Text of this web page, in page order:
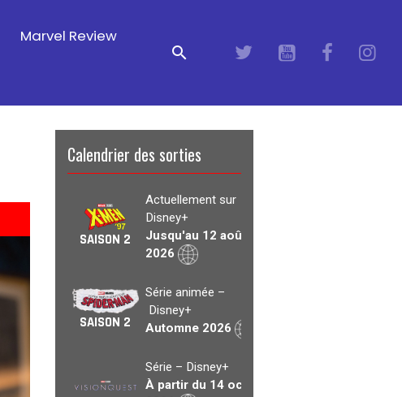
Marvel Review
Calendrier des sorties
SAISON 2
Actuellement sur
Disney+
Jusqu'au 12 août
2026
SAISON 2
Série animée –
Disney+
Automne 2026
Série – Disney+
À partir du 14 oct.